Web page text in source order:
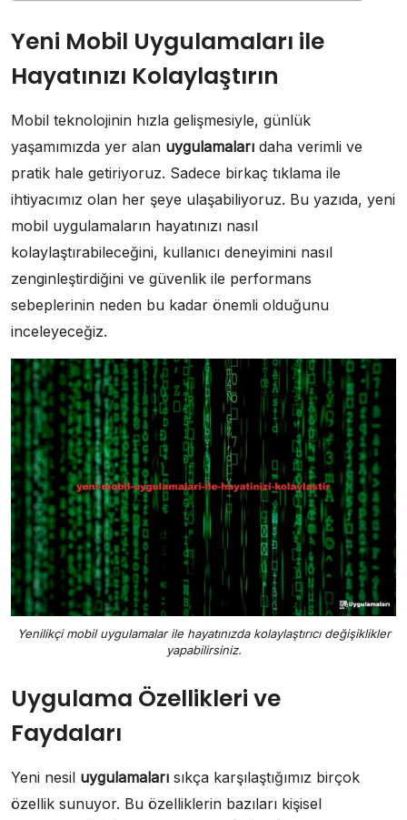
Yeni Mobil Uygulamaları ile
Hayatınızı Kolaylaştırın
Mobil teknolojinin hızla gelişmesiyle, günlük
yaşamımızda yer alan uygulamaları daha verimli ve
pratik hale getiriyoruz. Sadece birkaç tıklama ile
ihtiyacımız olan her şeye ulaşabiliyoruz. Bu yazıda, yeni
mobil uygulamaların hayatınızı nasıl
kolaylaştırabileceğini, kullanıcı deneyimini nasıl
zenginleştirdiğini ve güvenlik ile performans
sebeplerinin neden bu kadar önemli olduğunu
inceleyeceğiz.
Yenilikçi mobil uygulamalar ile hayatınızda kolaylaştırıcı değişiklikler
yapabilirsiniz.
Uygulama Özellikleri ve
Faydaları
Yeni nesil uygulamaları sıkça karşılaştığımız birçok
özellik sunuyor. Bu özelliklerin bazıları kişisel